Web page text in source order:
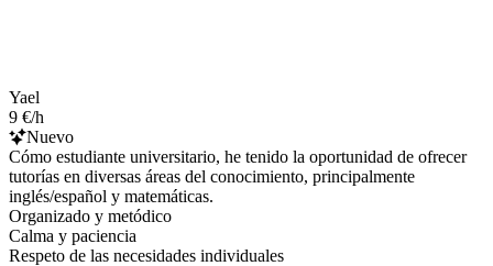
Yael
9 €/h
Nuevo
Cómo estudiante universitario, he tenido la oportunidad de ofrecer
tutorías en diversas áreas del conocimiento, principalmente
inglés/español y matemáticas.
Organizado y metódico
Calma y paciencia
Respeto de las necesidades individuales